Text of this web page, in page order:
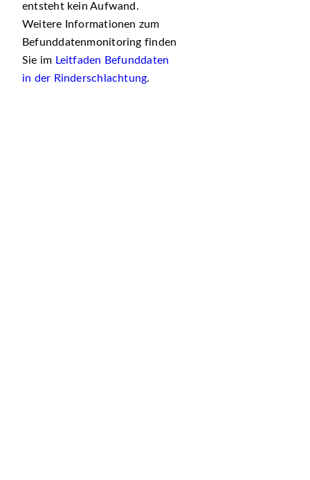
entsteht kein Aufwand.
Weitere Informationen zum
Befunddatenmonitoring finden
Sie im Leitfaden Befunddaten
in der Rinderschlachtung.